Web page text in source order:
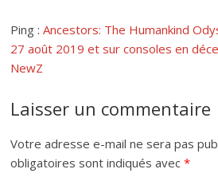
Ping :Ancestors: The Humankind
27 août 2019 et sur consoles en
NewZ
Laisser un commentaire
Votre adresse e-mail ne sera pas
obligatoires sont indiqués avec*